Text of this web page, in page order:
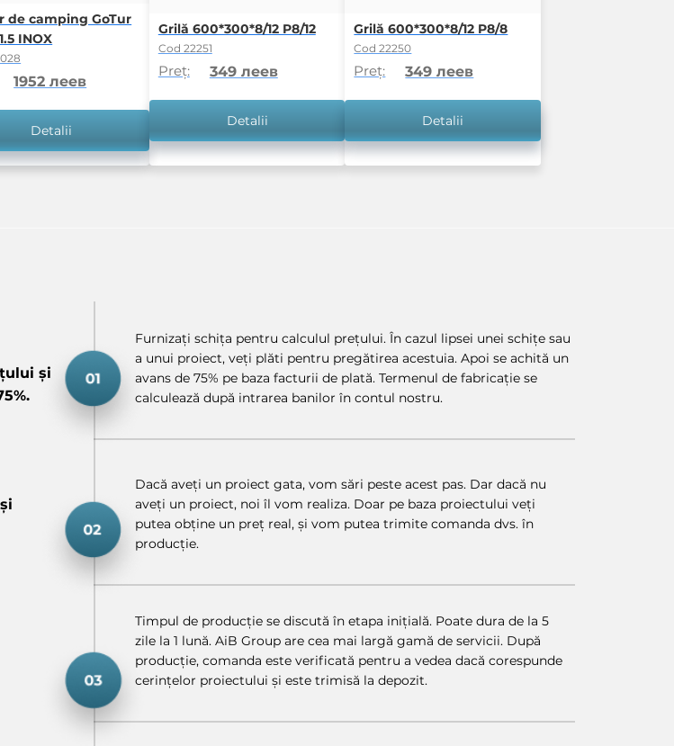
de camping GoTur
INOX
1952 леев
Detalii
Grilă 600*300*8/12 P8/12
Cod 22251
Preț: 349 леев
Detalii
Grilă 600*300*8/12 P8/8
Cod 22250
Preț: 349 леев
Detalii
și
Furnizați schița pentru calculul prețului. În cazul lipsei unei schițe sau
a unui proiect, veți plăti pentru pregătirea acestuia. Apoi se achită un
avans de 75% pe baza facturii de plată. Termenul de fabricație se
calculează după intrarea banilor în contul nostru.
Dacă aveți un proiect gata, vom sări peste acest pas. Dar dacă nu
aveți un proiect, noi îl vom realiza. Doar pe baza proiectului veți
putea obține un preț real, și vom putea trimite comanda dvs. în
producție.
Timpul de producție se discută în etapa inițială. Poate dura de la 5
zile la 1 lună. AiB Group are cea mai largă gamă de servicii. După
producție, comanda este verificată pentru a vedea dacă corespunde
cerințelor proiectului și este trimisă la depozit.